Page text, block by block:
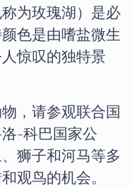
为玫瑰湖）是必
色是由嗜盐微生
惊叹的独特景
，请参观联合国
-科巴国家公
狮子和河马等多
观鸟的机会。